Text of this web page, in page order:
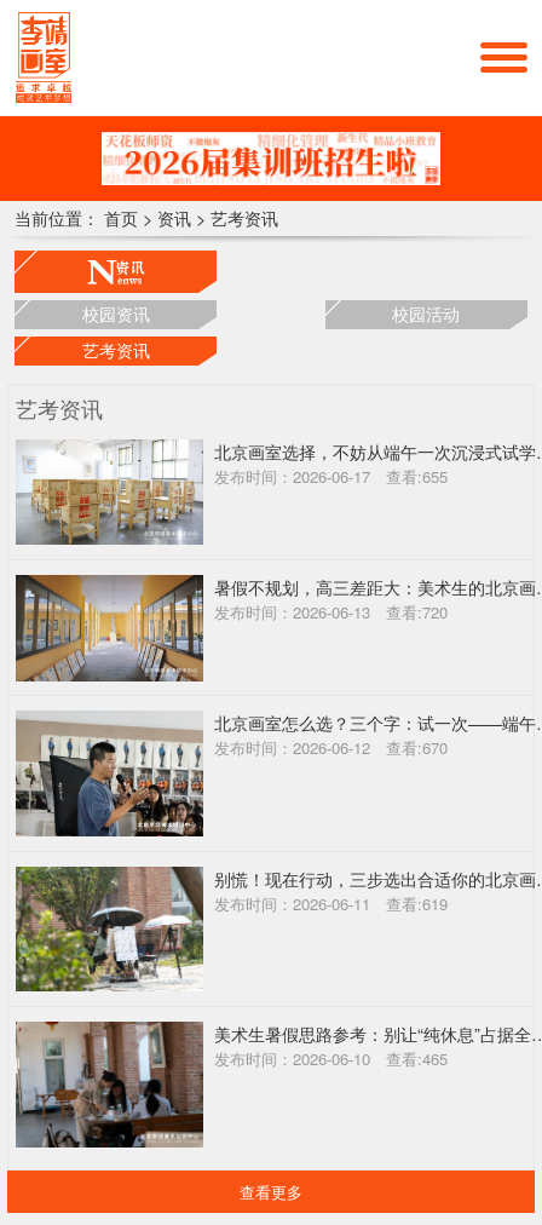
当前位置： 首页 > 资讯 > 艺考资讯
校园资讯
校园活动
艺考资讯
艺考资讯
北京画
发布时间：2026-06-17 查看:655
暑假不规划
发布时间：2026-06-13 查看:720
北京画室
发布时间：2026-06-12 查看:670
别慌！
发布时间：2026-06-11 查看:619
美术生暑假思路参考：别
发布时间：2026-06-10 查看:465
查看更多